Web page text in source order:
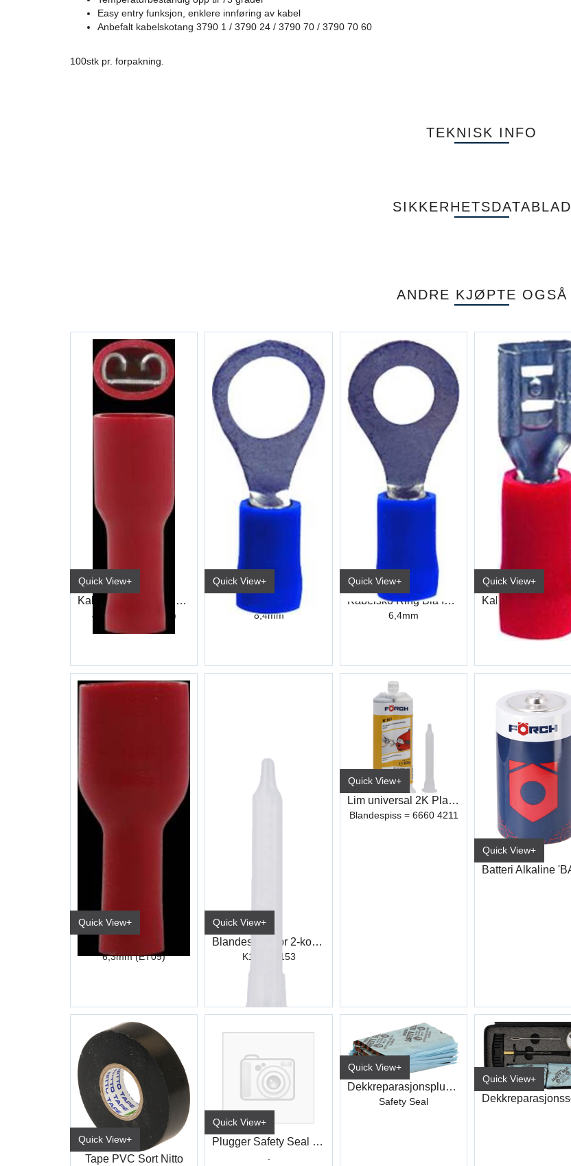
Easy entry funksjon, enklere innføring av kabel
Anbefalt kabelskotang 3790 1 / 3790 24 / 3790 70 / 3790 70 60
100stk pr. forpakning.
TEKNISK INFO
SIKKERHETSDATABLAD
ANDRE KJØPTE OGSÅ
Quick View+
Kabelsko Helisolert Hun Rød Industri
4,8x0,8 mm (ET45)
Quick View+
8,4mm
Quick View+
Kabelsko Ring Blå Industri
6,4mm
Quick View+
Quick View+
6,3mm (ET09)
Quick View+
Blandespiss for 2-komponent plastlim
K151 / K153
Quick View+
Lim universal 2K Plast Reparasjon K151
Blandespiss = 6660 4211
Quick View+
Quick View+
Tape PVC Sort Nitto
Quick View+
Plugger Safety Seal 20cm (30)
.
Quick View+
Dekkreparasjonsplugger (60)
Safety Seal
Quick View+